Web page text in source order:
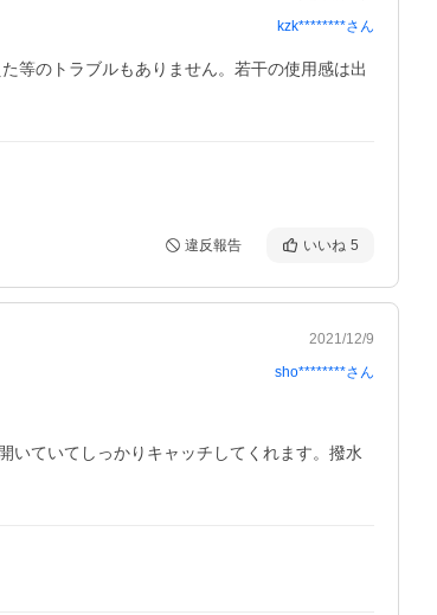
kzk********さん
等のトラブルもありません。若干の使用感は出
違反報告 いいね 5
2021/12/9
sho********さん
いていてしっかりキャッチしてくれます。撥水